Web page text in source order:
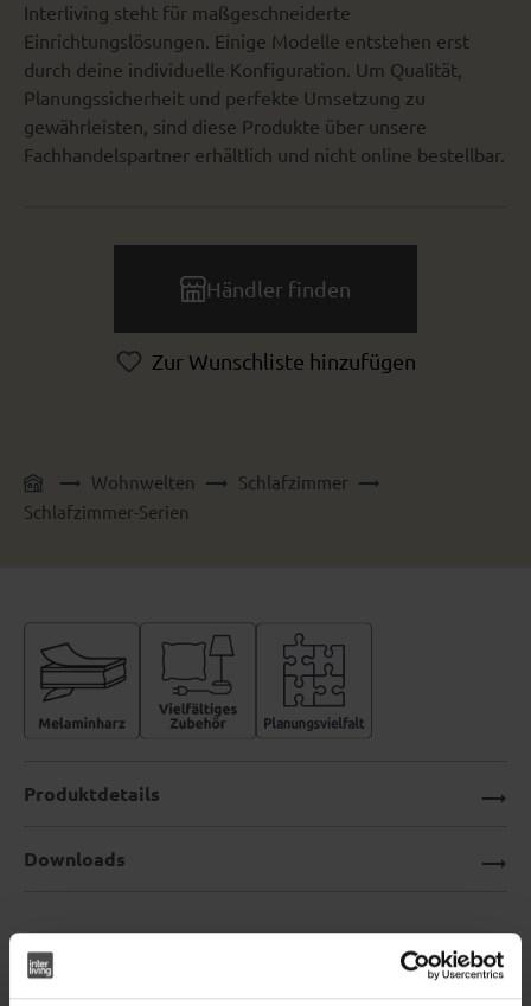
Interliving steht für maßgeschneiderte
Einrichtungslösungen. Einige Modelle entstehen erst
durch deine individuelle Konfiguration. Um Qualität,
Planungssicherheit und perfekte Umsetzung zu
gewährleisten, sind diese Produkte über unsere
Fachhandelspartner erhältlich und nicht online bestellbar.
Händler finden
Zur Wunschliste hinzufügen
Wohnwelten
Schlafzimmer
Schlafzimmer-Serien
Interliving Schlafzimmer Serie
Produktdetails
Downloads